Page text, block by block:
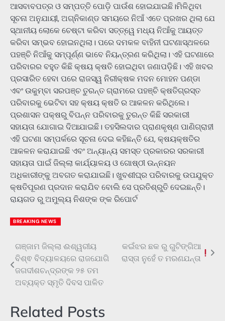
ଆସବାବପତ୍ର ଓ ସମ୍ପତ୍ତି ପୋଡ଼ି ପାଉଁଶ ହୋଇଯାଇଛି।ମିଳିଥିବା
ସୂଚନା ଅନୁଯାୟୀ, ଅଗ୍ନିକାଣ୍ଡ ସମୟରେ ନିଆଁ ଏତେ ପ୍ରଖର ଥିଲା ଯେ
ସ୍ଥାନୀୟ ଲୋକେ ଚେଷ୍ଟା କରିବା ସତ୍ତ୍ୱେ ମଧ୍ୟ ନିଆଁକୁ ଆୟତ୍ତ
କରିବା ସମ୍ଭବ ହୋଇନଥିଲା। ପରେ ଦମକଳ ବାହିନୀ ଘଟଣାସ୍ଥଳରେ
ପହଞ୍ଚି ନିଆଁକୁ ସମ୍ପୂର୍ଣ୍ଣ ଭାବେ ନିୟନ୍ତ୍ରଣ କରିଥିଲା। ଏହି ଘଟଣାରେ
ପରିବାରର ବହୁତ କିଛି କ୍ଷୟ କ୍ଷତି ହୋଇଥିବା ଜଣାପଡ଼ିଛି। ଏହି ଖବର
ପ୍ରସାରିତ ହେବା ପରେ ରାଜସ୍ୱ ନିରୀକ୍ଷକ ମଦନ ମୋହନ ପଣ୍ଡା
ଏବଂ ଉକୁମ୍ବା ସରପଞ୍ଚ ତୁରନ୍ତ ଗ୍ରାମରେ ପହଞ୍ଚି କ୍ଷତିଗ୍ରସ୍ତ
ପରିବାରକୁ ଭେଟିବା ସହ କ୍ଷୟ କ୍ଷତି ର ଆକଳନ କରିଥିଲେ।
ପ୍ରଶାସନ ପକ୍ଷରୁ ବିପନ୍ନ ପରିବାରକୁ ତୁରନ୍ତ କିଛି ସରକାରୀ
ସହାୟତା ଯୋଗାଇ ଦିଆଯାଇଛି। ତହସିଲଦାର ପ୍ରାଣକୃଷ୍ଣ ପାଣିଗ୍ରାହୀ
ଏହି ଘଟଣା ସମ୍ପର୍କରେ ସୂଚନା ଦେଇ କହିଛନ୍ତି ଯେ, କ୍ଷୟକ୍ଷତିର
ଆକଳନ କରାଯାଇଛି ଏବଂ ଅନ୍ୟାନ୍ୟ ସମସ୍ତ ପ୍ରକାରର ସରକାରୀ
ସହାୟତା ପାଇଁ ଜିଲ୍ଲା କାର୍ଯ୍ୟାଳୟ ଓ ଗୋଷ୍ଠୀ ଉନ୍ନୟନ
ଅଧିକାରୀଙ୍କୁ ଅବଗତ କରାଯାଇଛି। ଖୁବଶୀଘ୍ର ପରିବାରକୁ ଉପଯୁକ୍ତ
କ୍ଷତିପୂରଣ ପ୍ରଦାନ କରାଯିବ ବୋଲି ସେ ପ୍ରତିଶ୍ରୁତି ଦେଇଛନ୍ତି।
ରାୟଗଡ ରୁ ଅମୁଲ୍ୟ ନିଶଙ୍କ ଙ୍କ ରିପୋର୍ଟ
BREAKING NEWS
Post
navigation
ଗଞ୍ଜାମ ଜିଲ୍ଲା ଈଶ୍ୱରୀୟ
ବିଶ୍ଵ ବିଦ୍ୟାଳୟରେ ରାଜଯୋଗି
ଜଗଦୀଶଚନ୍ଦ୍ରଙ୍କ ୨୫ ତମ
ଅବ୍ୟକ୍ତ ସ୍ମୃତି ଦିବସ ପାଳିତ
କଇଁଝର ଛକ ରୁ ଗୁଟିଙ୍ଗିଆ
ରାସ୍ତା ନୁହେଁ ତ ମରଣଯନ୍ତା
Related Posts